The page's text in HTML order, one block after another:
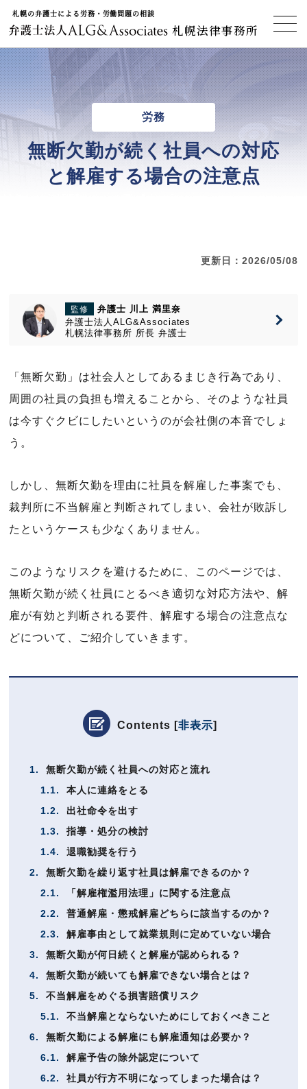
札幌の弁護士による労務・労働問題の相談
札幌法律事務所
労務
無断欠勤が続く社員への対応
と解雇する場合の注意点
更新日：2026/05/08
監修
弁護士 川上 満里奈
弁護士法人ALG&Associates
札幌法律事務所 所長 弁護士
「無断欠勤」は社会人としてあるまじき行為であり、
周囲の社員の負担も増えることから、そのような社員
は今すぐクビにしたいというのが会社側の本音でしょ
う。
しかし、無断欠勤を理由に社員を解雇した事案でも、
裁判所に不当解雇と判断されてしまい、会社が敗訴し
たというケースも少なくありません。
このようなリスクを避けるために、このページでは、
無断欠勤が続く社員にとるべき適切な対応方法や、解
雇が有効と判断される要件、解雇する場合の注意点な
どについて、ご紹介していきます。
Contents [非表示]
1.
無断欠勤が続く社員への対応と流れ
1.1.
本人に連絡をとる
1.2.
出社命令を出す
1.3.
指導・処分の検討
1.4.
退職勧奨を行う
2.
無断欠勤を繰り返す社員は解雇できるのか？
2.1.
「解雇権濫用法理」に関する注意点
2.2.
普通解雇・懲戒解雇どちらに該当するのか？
2.3.
解雇事由として就業規則に定めていない場合
3.
無断欠勤が何日続くと解雇が認められる？
4.
無断欠勤が続いても解雇できない場合とは？
5.
不当解雇をめぐる損害賠償リスク
5.1.
不当解雇とならないためにしておくべきこと
6.
無断欠勤による解雇にも解雇通知は必要か？
6.1.
解雇予告の除外認定について
6.2.
社員が行方不明になってしまった場合は？